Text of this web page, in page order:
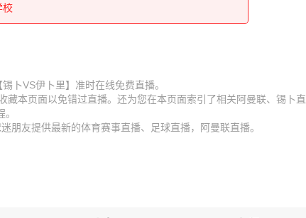
校
伊尔帕尔
鱼雷
卜VS伊卜里】准时在线免费直播。
本页面以免错过直播。还为您在本页面索引了相关阿曼联、锡卜直
友提供最新的体育赛事直播、足球直播，阿曼联直播。